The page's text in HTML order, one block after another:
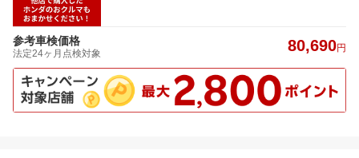
参考車検価格
法定24ヶ月点検対象 80,690円